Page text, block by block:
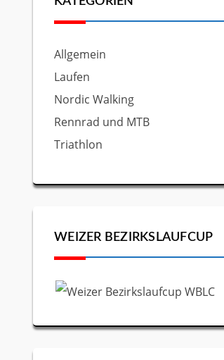
Allgemein
Laufen
Nordic Walking
Rennrad und MTB
Triathlon
WEIZER BEZIRKSLAUFCUP